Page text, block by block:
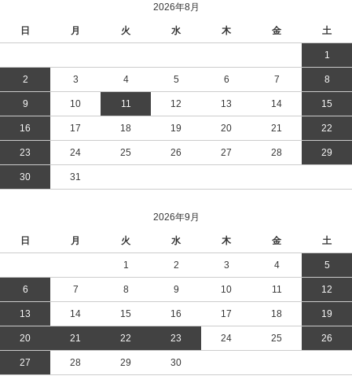
2026年8月
日 月 火 水 木 金 土
1
2 3 4 5 6 7 8
9 10 11 12 13 14 15
16 17 18 19 20 21 22
23 24 25 26 27 28 29
30 31
2026年9月
日 月 火 水 木 金 土
1 2 3 4 5
6 7 8 9 10 11 12
13 14 15 16 17 18 19
20 21 22 23 24 25 26
27 28 29 30